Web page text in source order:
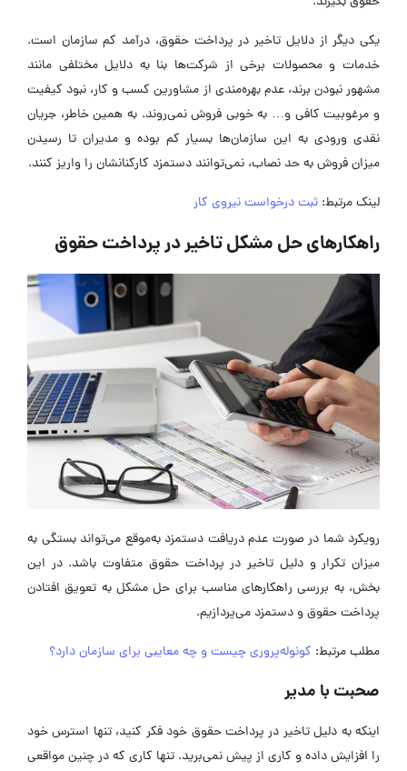
یکی دیگر از دلایل تاخیر در پرداخت حقوق، درآمد کم سازمان است.
خدمات و محصولات برخی از شرکت‌ها بنا به دلایل مختلفی مانند
مشهور نبودن برند، عدم بهره‌مندی از مشاورین کسب و کار، نبود کیفیت
و مرغوبیت کافی و… به خوبی فروش نمی‌روند. به همین خاطر، جریان
نقدی ورودی به این سازمان‌ها بسیار کم بوده و مدیران تا رسیدن
میزان فروش به حد نصاب، نمی‌توانند دستمزد کارکنانشان را واریز کنند.
لینک مرتبط: ثبت درخواست نیروی کار
راهکار‌های حل مشکل تاخیر در پرداخت حقوق
رویکرد شما در صورت عدم دریافت دستمزد به‌موقع می‌تواند بستگی به
میزان تکرار و دلیل تاخیر در پرداخت حقوق متفاوت باشد. در این
بخش، به بررسی راهکار‌های مناسب برای حل مشکل به تعویق افتادن
پرداخت حقوق و دستمزد می‌پردازیم.
مطلب مرتبط: کونوله‌پروری چیست و چه معایبی برای سازمان دارد؟
صحبت با مدیر
اینکه به دلیل تاخیر در پرداخت حقوق خود فکر کنید، تنها استرس خود
را افزایش داده و کاری از پیش نمی‌برید. تنها کاری که در چنین مواقعی